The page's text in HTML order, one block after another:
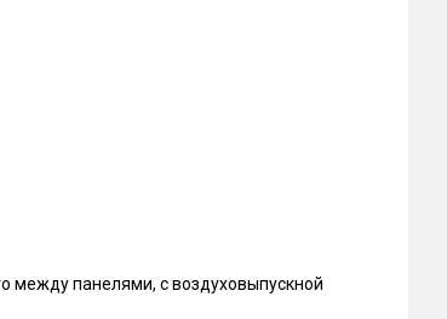
между панелями, с воздуховыпускной